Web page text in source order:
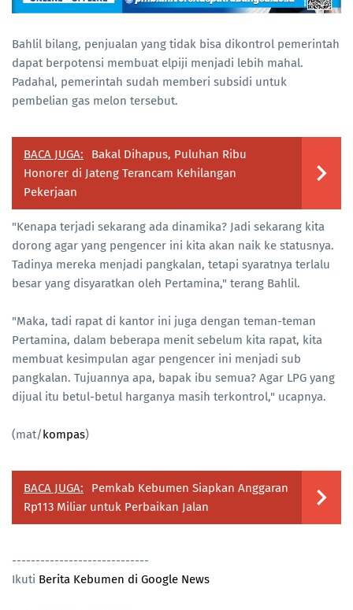
Bahlil bilang, penjualan yang tidak bisa dikontrol pemerintah
dapat berpotensi membuat elpiji menjadi lebih mahal.
Padahal, pemerintah sudah memberi subsidi untuk
pembelian gas melon tersebut.
BACA JUGA:
Bakal Dihapus, Puluhan Ribu
Honorer di Jateng Terancam Kehilangan
Pekerjaan
"Kenapa terjadi sekarang ada dinamika? Jadi sekarang kita
dorong agar yang pengencer ini kita akan naik ke statusnya.
Tadinya mereka menjadi pangkalan, tetapi syaratnya terlalu
besar yang disyaratkan oleh Pertamina," terang Bahlil.
"Maka, tadi rapat di kantor ini juga dengan teman-teman
Pertamina, dalam beberapa menit sebelum kita rapat, kita
membuat kesimpulan agar pengencer ini menjadi sub
pangkalan. Tujuannya apa, bapak ibu semua? Agar LPG yang
dijual itu betul-betul harganya masih terkontrol," ucapnya.
(mat/kompas)
BACA JUGA:
Pemkab Kebumen Siapkan Anggaran
Rp113 Miliar untuk Perbaikan Jalan
-----------------------------
Ikuti Berita Kebumen di Google News